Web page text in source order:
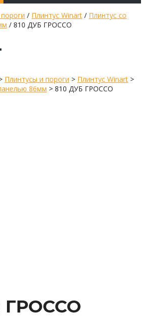
/ Плинтус Winart / Плинтус со
/ 810 ДУБ ГРОССО
Плинтусы и пороги > Плинтус Winart >
86мм > 810 ДУБ ГРОССО
ГРОССО